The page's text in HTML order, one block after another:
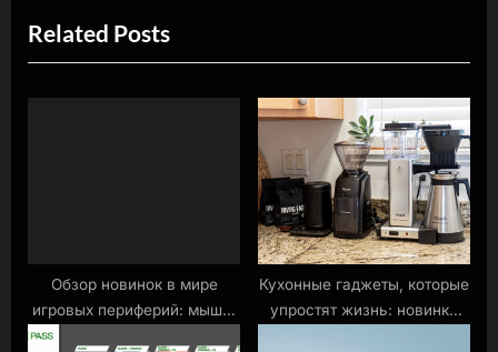
u
s
P
P
o
s
Related Posts
Обзор новинок в мире
игровых периферий: мыши,
клавиатуры, геймпады
Кухонные гаджеты, которые
упростят жизнь: новинки